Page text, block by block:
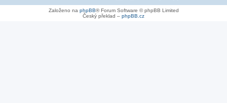
Založeno na phpBB® Forum Software © phpBB Limited
Český překlad – phpBB.cz